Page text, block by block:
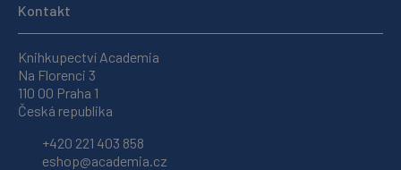
Kontakt
Knihkupectví Academia
Na Florenci 3
110 00 Praha 1
Česká republika
+420 221 403 858
eshop@academia.cz